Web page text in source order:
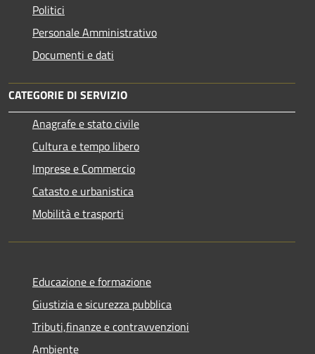
Politici
Personale Amministrativo
Documenti e dati
CATEGORIE DI SERVIZIO
Anagrafe e stato civile
Cultura e tempo libero
Imprese e Commercio
Catasto e urbanistica
Mobilità e trasporti
Educazione e formazione
Giustizia e sicurezza pubblica
Tributi,finanze e contravvenzioni
Ambiente